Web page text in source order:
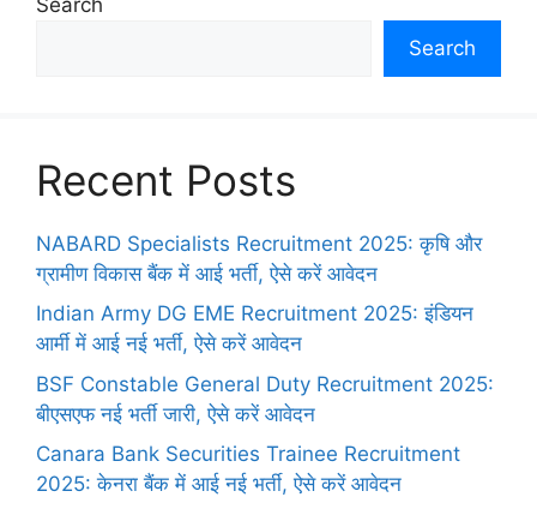
Search
Recent Posts
NABARD Specialists Recruitment 2025: कृषि और
ग्रामीण विकास बैंक में आई भर्ती, ऐसे करें आवेदन
Indian Army DG EME Recruitment 2025: इंडियन
आर्मी में आई नई भर्ती, ऐसे करें आवेदन
BSF Constable General Duty Recruitment 2025:
बीएसएफ नई भर्ती जारी, ऐसे करें आवेदन
Canara Bank Securities Trainee Recruitment
2025: केनरा बैंक में आई नई भर्ती, ऐसे करें आवेदन